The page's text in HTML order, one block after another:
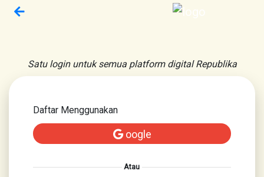
Satu login untuk semua platform digital Republika
Daftar Menggunakan
oogle
Atau